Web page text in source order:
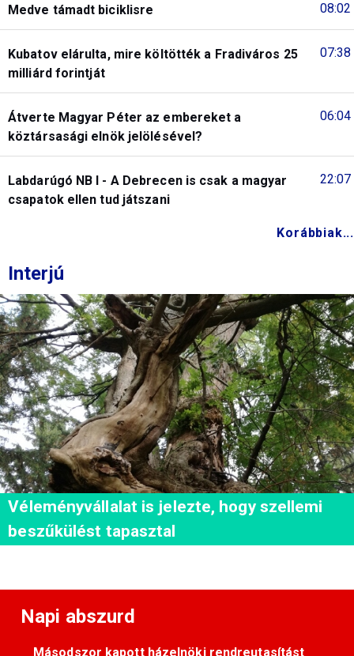
08:02
Medve támadt biciklisre
07:38
Kubatov elárulta, mire költötték a Fradiváros 25
milliárd forintját
06:04
Átverte Magyar Péter az embereket a
köztársasági elnök jelölésével?
22:07
Labdarúgó NB I - A Debrecen is csak a magyar
csapatok ellen tud játszani
Korábbiak...
Interjú
Véleményvállalat is jelezte, hogy szellemi
beszűkülést tapasztal
Napi abszurd
Másodszor kapott házelnöki rendreutasítást